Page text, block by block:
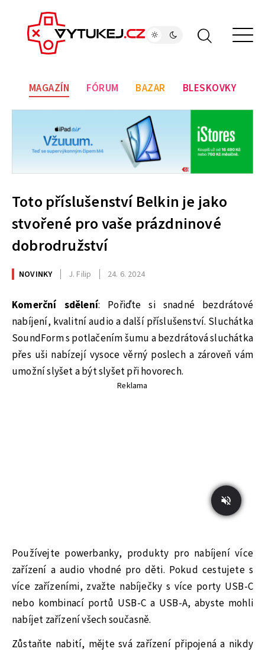
MAGAZÍN FÓRUM BAZAR BLESKOVKY
Toto příslušenství Belkin je jako
stvořené pro vaše prázdninové
dobrodružství
NOVINKY J. Filip 24. 6. 2024
Komerční sdělení: Pořiďte si snadné bezdrátové
nabíjení, kvalitní audio a další příslušenství. Sluchátka
SoundForm s potlačením šumu a bezdrátová sluchátka
přes uši nabízejí vysoce věrný poslech a zároveň vám
umožní slyšet a být slyšet při hovorech.
Reklama
Používejte powerbanky, produkty pro nabíjení více
zařízení a audio vhodné pro děti. Pokud cestujete s
více zařízeními, zvažte nabíječky s více porty USB-C
nebo kombinací portů USB-C a USB-A, abyste mohli
nabíjet zařízení všech současně.
Zůstaňte nabití, mějte svá zařízení připojená a nikdy